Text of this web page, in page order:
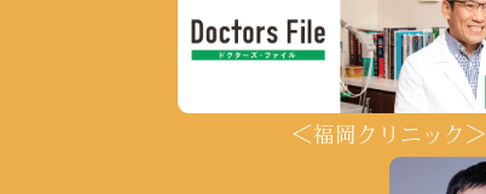
＜福岡クリニック＞